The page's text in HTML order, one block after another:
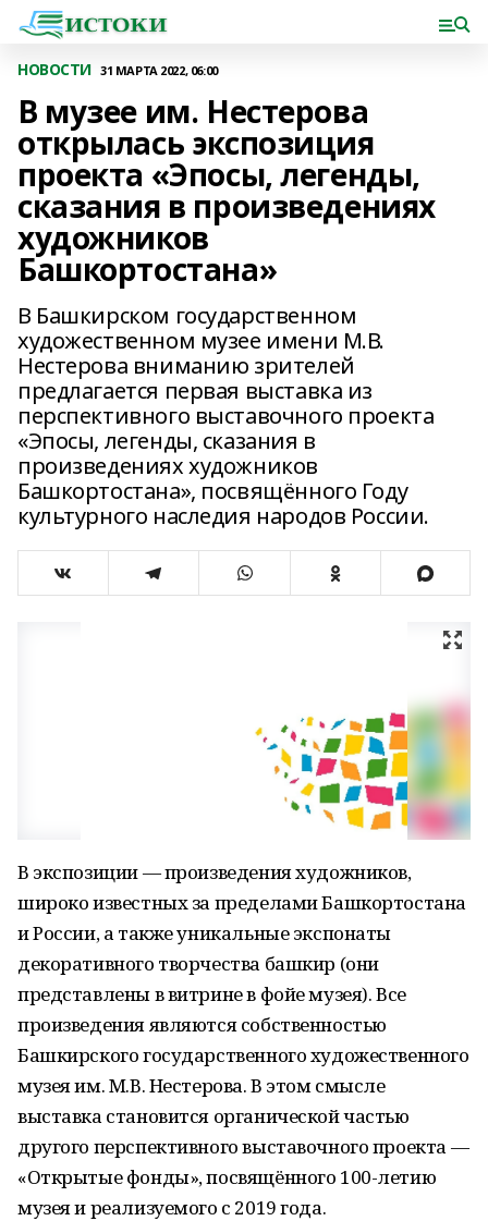
НОВОСТИ 31 МАРТА 2022, 06:00
В музее им. Нестерова
открылась экспозиция
проекта «Эпосы, легенды,
сказания в произведениях
художников
Башкортостана»
В Башкирском государственном
художественном музее имени М.В.
Нестерова вниманию зрителей
предлагается первая выставка из
перспективного выставочного проекта
«Эпосы, легенды, сказания в
произведениях художников
Башкортостана», посвящённого Году
культурного наследия народов России.
В экспозиции — произведения художников,
широко известных за пределами Башкортостана
и России, а также уникальные экспонаты
декоративного творчества башкир (они
представлены в витрине в фойе музея). Все
произведения являются собственностью
Башкирского государственного художественного
музея им. М.В. Нестерова. В этом смысле
выставка становится органической частью
другого перспективного выставочного проекта —
«Открытые фонды», посвящённого 100-летию
музея и реализуемого с 2019 года.